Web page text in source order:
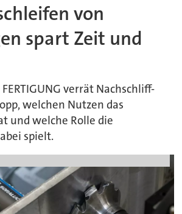
von
spart Zeit und
verrät Nachschliff-
welchen Nutzen das
und welche Rolle die
spielt.